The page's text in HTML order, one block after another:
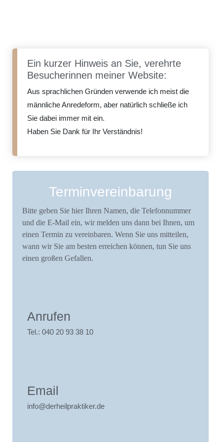
Ein kurzer Hinweis an Sie, verehrte
Besucherinnen meiner Website:
Aus sprachlichen Gründen verwende ich meist die
männliche Anredeform, aber natürlich schließe ich
Sie dabei immer mit ein.
Haben Sie Dank für Ihr Verständnis!
Terminvereinbarung
Bitte geben Sie hier Ihren Namen, die Telefonnummer
und die E-Mail ein, wir melden uns dann bei Ihnen, um
einen Termin zu vereinbaren. Wenn Sie uns mitteilen,
wann wir Sie am besten erreichen können, tun Sie uns
einen großen Gefallen.
Anrufen
Tel.: 040 20 93 38 10
Email
info@derheilpraktiker.de